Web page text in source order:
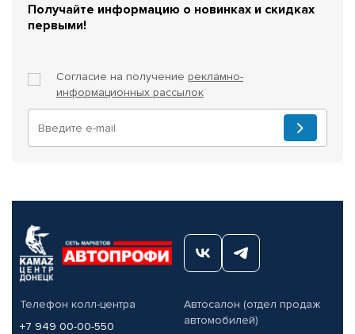
Получайте информацию о новинках и скидках
первыми!
Согласие на получение рекламно-
информационных рассылок
Телефон колл-центра
+7 949 00-00-550
Автосалон (отдел продаж
автомобилей)